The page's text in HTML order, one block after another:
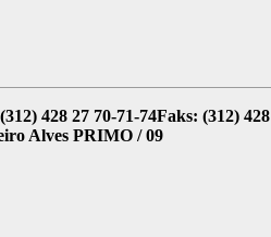
428 27 70-71-74Faks: (312) 428
Alves PRIMO / 09